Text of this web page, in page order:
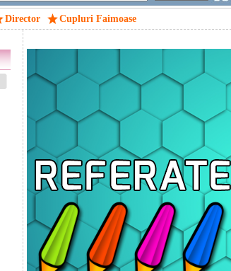
Director Cupluri Faimoase